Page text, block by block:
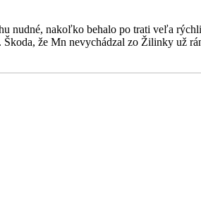
nudné, nakoľko behalo po trati veľa
že Mn nevychádzal zo Žilinky už